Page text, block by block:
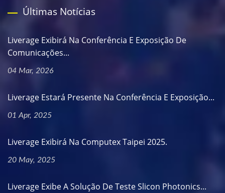
Últimas Notícias
Liverage Exibirá Na Conferência E Exposição De
Comunicações...
04 Mar, 2026
Liverage Estará Presente Na Conferência E Exposição...
01 Apr, 2025
Liverage Exibirá Na Computex Taipei 2025.
20 May, 2025
Liverage Exibe A Solução De Teste Slicon Photonics...